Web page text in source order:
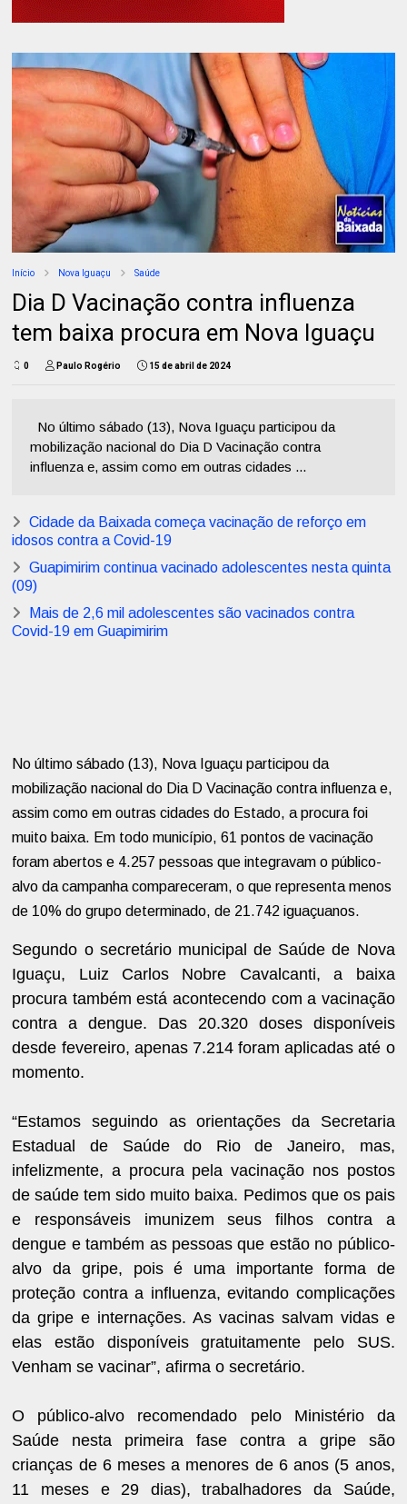
Início Nova Iguaçu Saúde
Dia D Vacinação contra influenza
tem baixa procura em Nova Iguaçu
0 Paulo Rogério 15 de abril de 2024
No último sábado (13), Nova Iguaçu participou da
mobilização nacional do Dia D Vacinação contra
influenza e, assim como em outras cidades ...
Cidade da Baixada começa vacinação de reforço em
idosos contra a Covid-19
Guapimirim continua vacinado adolescentes nesta quinta
(09)
Mais de 2,6 mil adolescentes são vacinados contra
Covid-19 em Guapimirim
No último sábado (13), Nova Iguaçu participou da
mobilização nacional do Dia D Vacinação contra influenza e,
assim como em outras cidades do Estado, a procura foi
muito baixa. Em todo município, 61 pontos de vacinação
foram abertos e 4.257 pessoas que integravam o público-
alvo da campanha compareceram, o que representa menos
de 10% do grupo determinado, de 21.742 iguaçuanos.
Segundo o secretário municipal de Saúde de Nova
Iguaçu, Luiz Carlos Nobre Cavalcanti, a baixa
procura também está acontecendo com a vacinação
contra a dengue. Das 20.320 doses disponíveis
desde fevereiro, apenas 7.214 foram aplicadas até o
momento.
“Estamos seguindo as orientações da Secretaria
Estadual de Saúde do Rio de Janeiro, mas,
infelizmente, a procura pela vacinação nos postos
de saúde tem sido muito baixa. Pedimos que os pais
e responsáveis imunizem seus filhos contra a
dengue e também as pessoas que estão no público-
alvo da gripe, pois é uma importante forma de
proteção contra a influenza, evitando complicações
da gripe e internações. As vacinas salvam vidas e
elas estão disponíveis gratuitamente pelo SUS.
Venham se vacinar”, afirma o secretário.
O público-alvo recomendado pelo Ministério da
Saúde nesta primeira fase contra a gripe são
crianças de 6 meses a menores de 6 anos (5 anos,
11 meses e 29 dias), trabalhadores da Saúde,